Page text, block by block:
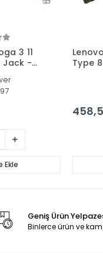
3 11
Jack -
Ekle
Type
Geniş Ürün
Binlerce ürün ve